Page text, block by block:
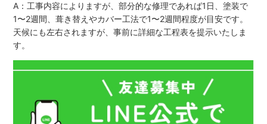
A：工事内容によりますが、部分的な修理であれば1日、塗装で
1〜2週間、葺き替えやカバー工法で1〜2週間程度が目安です。
天候にも左右されますが、事前に詳細な工程表を提示いたしま
す。